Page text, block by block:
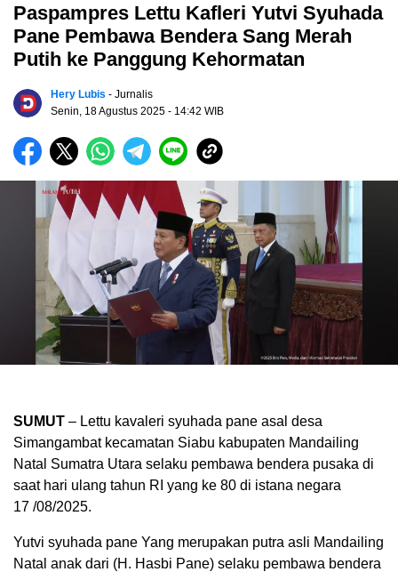
Paspampres Lettu Kafleri Yutvi Syuhada
Pane Pembawa Bendera Sang Merah
Putih ke Panggung Kehormatan
Hery Lubis - Jurnalis
Senin, 18 Agustus 2025 - 14:42 WIB
SUMUT – Lettu kavaleri syuhada pane asal desa
Simangambat kecamatan Siabu kabupaten Mandailing
Natal Sumatra Utara selaku pembawa bendera pusaka di
saat hari ulang tahun RI yang ke 80 di istana negara
17 /08/2025.
Yutvi syuhada pane Yang merupakan putra asli Mandailing
Natal anak dari (H. Hasbi Pane) selaku pembawa bendera